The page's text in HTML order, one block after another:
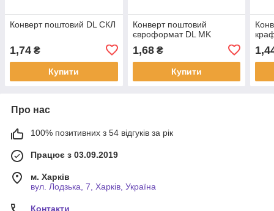
Конверт поштовий DL СКЛ
1,74 ₴
Купити
Конверт поштовий
євроформат DL MK
1,68₴
Купити
Про нас
100% позитивних з 54 відгуків за рік
Працює з 03.09.2019
м. Харків
вул. Лодзька, 7, Харків, Україна
Контакти